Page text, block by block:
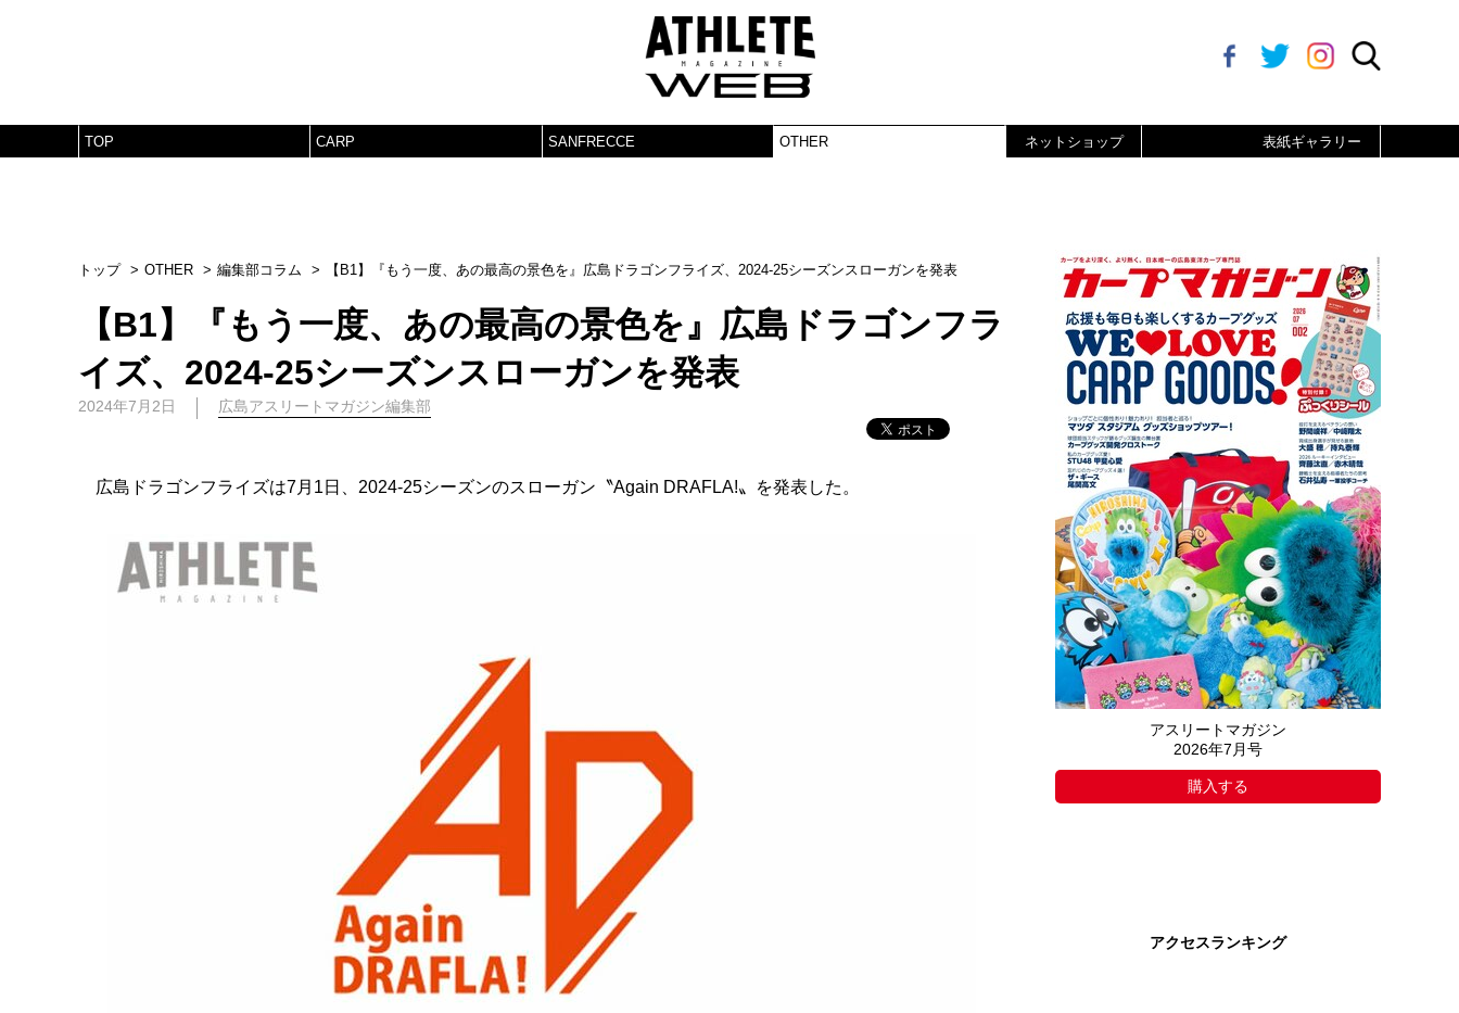
TOP CARP SANFRECCE OTHER ネットショップ 表紙ギャラリー
トップ OTHER 編集部コラム 【B1】『もう一度、あの最高の景色を』広島ドラゴンフライズ、2024-25シーズンスローガンを発表
【B1】『もう一度、あの最高の景色を』広島ドラゴンフラ
イズ、2024-25シーズンスローガンを発表
2024年7月2日 広島アスリートマガジン編集部
広島ドラゴンフライズは7月1日、2024-25シーズンのスローガン〝Again DRAFLA!〟を発表した。
アスリートマガジン
2026年7月号
購入する
アクセスランキング